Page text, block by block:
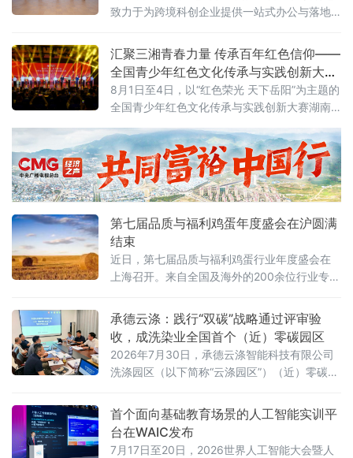
持续增长”。
致力于为跨境科创企业提供一站式办公与落地
地政策咨询、商务社群链接等多元服务，搭建
维港畔高质量跨境科创商务生态。3
汇聚三湘青春力量 传承百年红色信仰——
全国青少年红色文化传承与实践创新大赛
湖南省赛在岳阳举办
8月1日至4日，以“红色荣光 天下岳阳”为主题的
全国青少年红色文化传承与实践创新大赛湖南
聚洞庭湖畔，这场教育部、湖南省教育厅备案
白名单公益赛事，是落实立德树人、培育时代
新人的重要实践。
第七届品质与福利鸡蛋年度盛会在沪圆满
结束
近日，第七届品质与福利鸡蛋行业年度盛会在
上海召开。来自全国及海外的200余位行业专
绕“蓄势破局，非笼领航”主题，探讨产业转型、
技术创新与消费升级路径。
承德云涤：践行“双碳”战略通过评审验
收，成洗染业全国首个（近）零碳园区
2026年7月30日，承德云涤智能科技有限公司
洗涤园区（以下简称“云涤园区”）（近）零碳洗
行业协会组织专家组对园区进行全面评审，北
京市科学技术研究院资源环境研究所作为零碳
园区建设指导单位全程参与指导。
首个面向基础教育场景的人工智能实训平
台在WAIC发布
7月17日至20日，2026世界人工智能大会暨人